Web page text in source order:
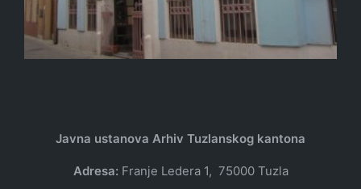
Javna ustanova Arhiv Tuzlanskog kantona
Adresa: Franje Ledera 1, 75000 Tuzla